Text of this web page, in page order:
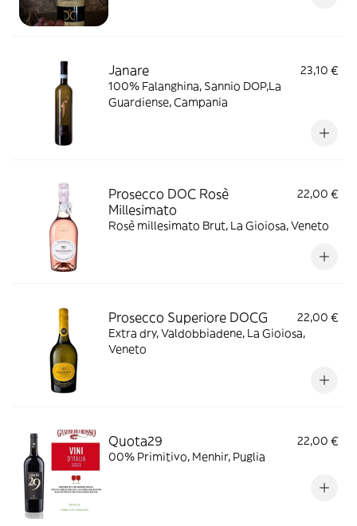
Janare
23,10 €
100% Falanghina, Sannio DOP,La
Guardiense, Campania
Prosecco DOC Rosè
Millesimato
22,00 €
Rosè millesimato Brut, La Gioiosa, Veneto
Prosecco Superiore DOCG
22,00 €
Extra dry, Valdobbiadene, La Gioiosa,
Veneto
Quota29
22,00 €
00% Primitivo, Menhir, Puglia